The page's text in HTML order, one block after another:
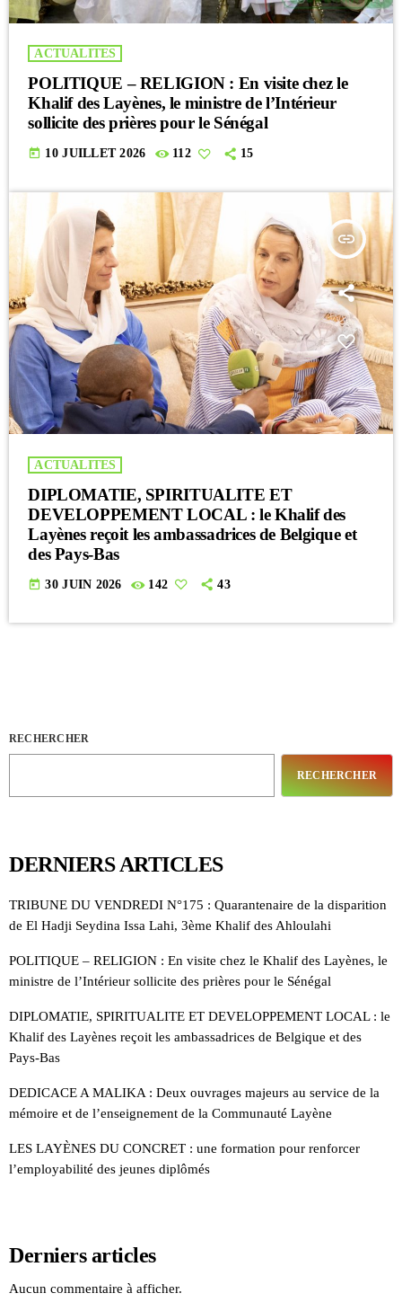
ACTUALITES
POLITIQUE – RELIGION : En visite chez le
Khalif des Layènes, le ministre de l’Intérieur
sollicite des prières pour le Sénégal
today 10 JUILLET 2026 112 15
insert_link
ACTUALITES
DIPLOMATIE, SPIRITUALITE ET
DEVELOPPEMENT LOCAL : le Khalif des
Layènes reçoit les ambassadrices de Belgique et
des Pays-Bas
today 30 JUIN 2026 142 43
RECHERCHER
RECHERCHER
DERNIERS ARTICLES
TRIBUNE DU VENDREDI N°175 : Quarantenaire de la disparition
de El Hadji Seydina Issa Lahi, 3ème Khalif des Ahloulahi
POLITIQUE – RELIGION : En visite chez le Khalif des Layènes, le
ministre de l’Intérieur sollicite des prières pour le Sénégal
DIPLOMATIE, SPIRITUALITE ET DEVELOPPEMENT LOCAL : le
Khalif des Layènes reçoit les ambassadrices de Belgique et des
Pays-Bas
DEDICACE A MALIKA : Deux ouvrages majeurs au service de la
mémoire et de l’enseignement de la Communauté Layène
LES LAYÈNES DU CONCRET : une formation pour renforcer
l’employabilité des jeunes diplômés
Derniers articles
Aucun commentaire à afficher.